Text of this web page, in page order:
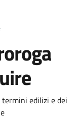
edilizi e dei